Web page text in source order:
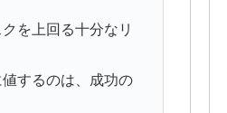
を上回る十分なリ
するのは、成功の